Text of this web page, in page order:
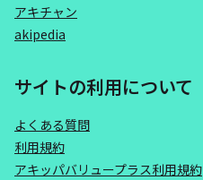
アキチャン
akipedia
サイトの利用について
よくある質問
利用規約
アキッパバリュープラス利用規約